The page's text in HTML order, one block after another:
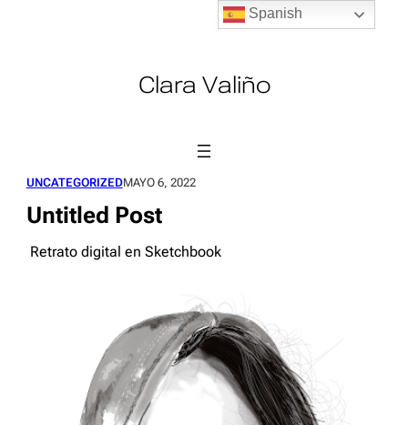
Clara Valiño
UNCATEGORIZEDMAYO 6, 2022
Untitled Post
Retrato digital en Sketchbook
Spanish